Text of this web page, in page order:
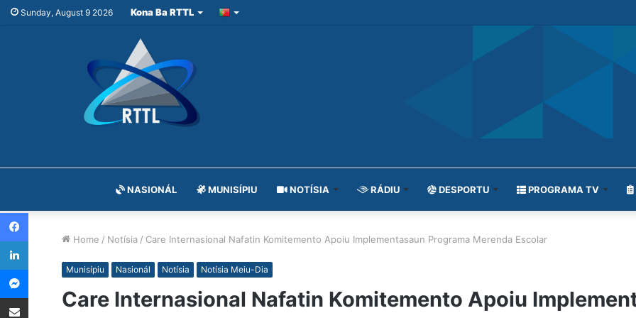
Sunday, August 9 2026 Kona Ba RTTL
NASIONÁL MUNISÍPIU NOTÍSIA RÁDIU DESPORTU PROGRAMA TV
Home / Notísia / Care Internasional Nafatin Komitemento Apoiu Implementasaun Programa Merenda Escolar
Munisípiu Nasionál Notísia Notísia Meiu-Dia
Care Internasional Nafatin Komitemento Apoiu
Facebook
LinkedIn
Messenger